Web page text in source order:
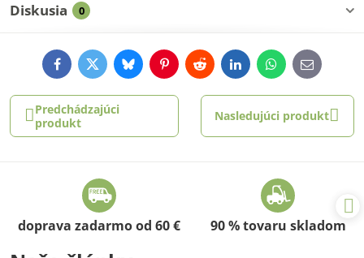
Diskusia 0
FacebookTwitterBlueskyPinterestRedditLinkedInWhatsApp
E-
mail
Predchádzajúci
produkt
Nasledujúci produkt
doprava zadarmo od 60 € 90 % tovaru skladom